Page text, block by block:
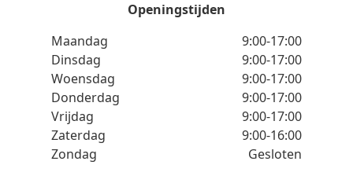
Openingstijden
Maandag
9:00-17:00
Dinsdag
9:00-17:00
Woensdag
9:00-17:00
Donderdag
9:00-17:00
Vrijdag
9:00-17:00
Zaterdag
9:00-16:00
Zondag
Gesloten